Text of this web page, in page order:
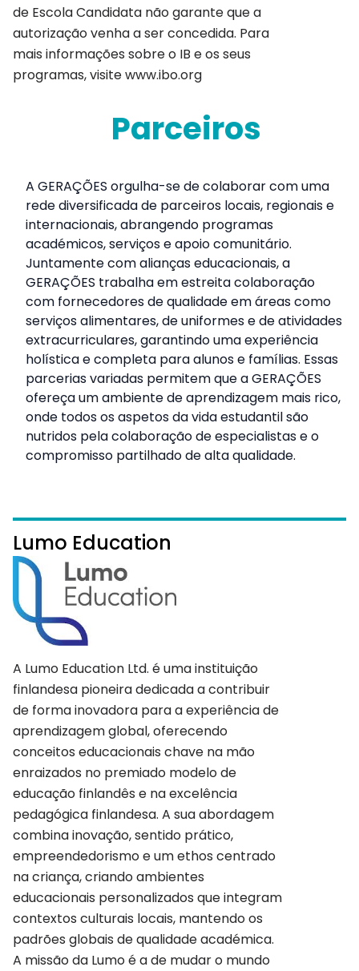
de Escola Candidata não garante que a
autorização venha a ser concedida. Para
mais informações sobre o IB e os seus
programas, visite www.ibo.org
Parceiros
A GERAÇÕES orgulha-se de colaborar com uma
rede diversificada de parceiros locais, regionais e
internacionais, abrangendo programas
académicos, serviços e apoio comunitário.
Juntamente com alianças educacionais, a
GERAÇÕES trabalha em estreita colaboração
com fornecedores de qualidade em áreas como
serviços alimentares, de uniformes e de atividades
extracurriculares, garantindo uma experiência
holística e completa para alunos e famílias. Essas
parcerias variadas permitem que a GERAÇÕES
ofereça um ambiente de aprendizagem mais rico,
onde todos os aspetos da vida estudantil são
nutridos pela colaboração de especialistas e o
compromisso partilhado de alta qualidade.
Lumo Education
A Lumo Education Ltd. é uma instituição
finlandesa pioneira dedicada a contribuir
de forma inovadora para a experiência de
aprendizagem global, oferecendo
conceitos educacionais chave na mão
enraizados no premiado modelo de
educação finlandês e na excelência
pedagógica finlandesa. A sua abordagem
combina inovação, sentido prático,
empreendedorismo e um ethos centrado
na criança, criando ambientes
educacionais personalizados que integram
contextos culturais locais, mantendo os
padrões globais de qualidade académica.
A missão da Lumo é a de mudar o mundo